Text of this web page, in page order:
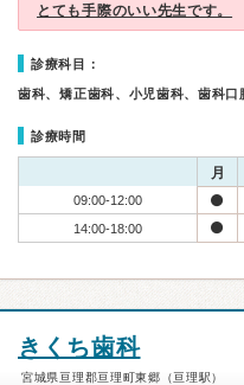
とても手際のいい先生です。
診療科目：
歯科、矯正歯科、小児歯科、歯科口
診療時間
月
09:00-12:00
14:00-18:00
きくち歯科
宮城県亘理郡亘理町東郷（亘理駅）